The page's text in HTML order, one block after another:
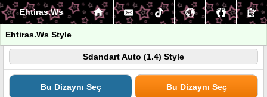
Ehtiras.Ws
Ehtiras.Ws Style
Sdandart Auto (1.4) Style
Bu Dizaynı Seç Bu Dizaynı Seç